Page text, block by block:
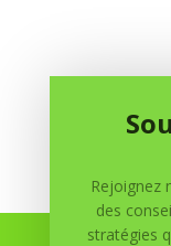
Rejoignez
des
stratégies